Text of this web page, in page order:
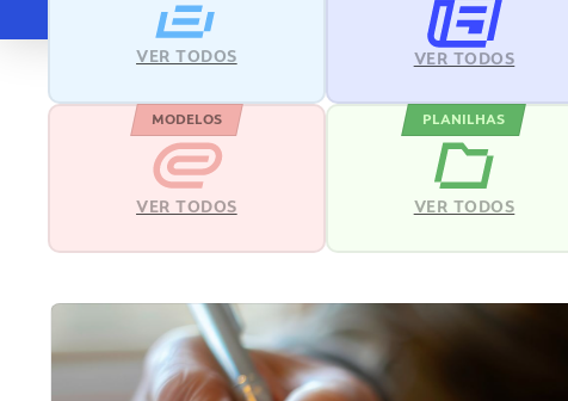
VER TODOS VER TODOS
MODELOS
VER TODOS
PLANILHAS
VER TODOS